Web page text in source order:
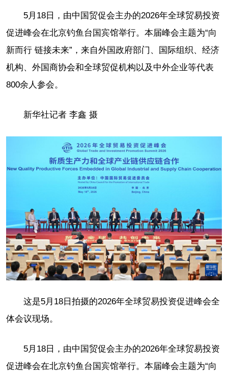
5月18日，由中国贸促会主办的2026年全球贸易投资
促进峰会在北京钓鱼台国宾馆举行。本届峰会主题为“向
新而行 链接未来”，来自外国政府部门、国际组织、经济
机构、外国商协会和全球贸促机构以及中外企业等代表
800余人参会。
新华社记者 李鑫 摄
这是5月18日拍摄的2026年全球贸易投资促进峰会全
体会议现场。
5月18日，由中国贸促会主办的2026年全球贸易投资
促进峰会在北京钓鱼台国宾馆举行。本届峰会主题为“向